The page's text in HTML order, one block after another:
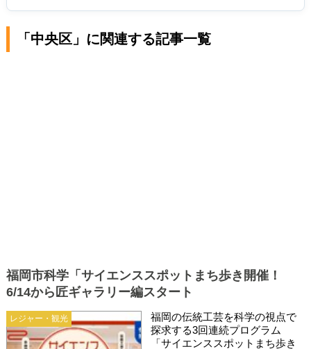
「中央区」に関連する記事一覧
レジャー・観光
福岡市科学「サイエンススポットまち歩き開催！
6/14から匠ギャラリー編スタート
福岡の伝統工芸を科学の視点で
探求する3回連続プログラム
「サイエンススポットまち歩き